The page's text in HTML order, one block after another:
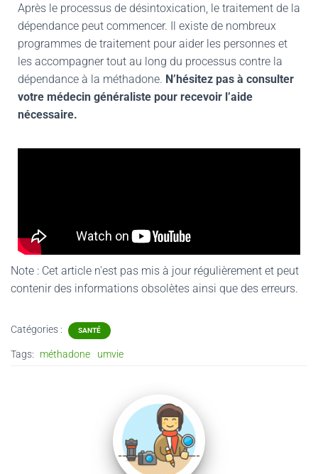
Après le processus de désintoxication, le traitement de la
dépendance peut commencer. Il existe de nombreux
programmes de traitement pour aider les personnes et
les accompagner tout au long du processus contre la
dépendance à la méthadone. N’hésitez pas à consulter
votre médecin généraliste pour recevoir l’aide
nécessaire.
Note : Cet article n'est pas mis à jour régulièrement et peut
contenirdes informations obsolètes ainsi que des erreurs.
Catégories : SANTÉ
Tags: méthadone umvie